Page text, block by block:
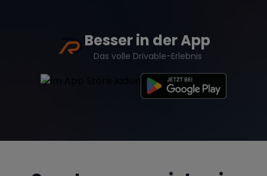
Besser in der App
Das volle Drivable-Erlebnis